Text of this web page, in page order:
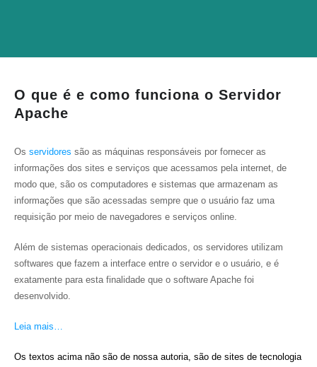
O que é e como funciona o Servidor
Apache
Os servidores são as máquinas responsáveis por fornecer as
informações dos sites e serviços que acessamos pela internet, de
modo que, são os computadores e sistemas que armazenam as
informações que são acessadas sempre que o usuário faz uma
requisição por meio de navegadores e serviços online.
Além de sistemas operacionais dedicados, os servidores utilizam
softwares que fazem a interface entre o servidor e o usuário, e é
exatamente para esta finalidade que o software Apache foi
desenvolvido.
Leia mais…
Os textos acima não são de nossa autoria, são de sites de tecnologia